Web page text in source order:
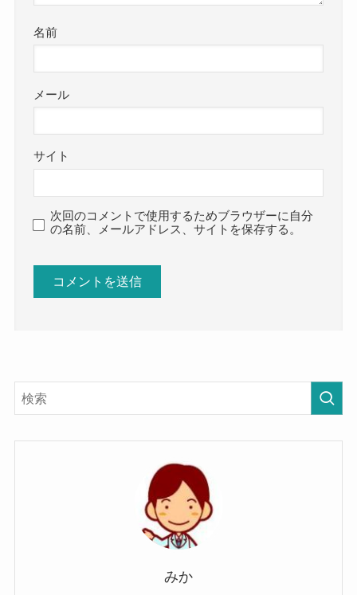
名前
メール
サイト
次回のコメントで使用するためブラウザーに自分
の名前、メールアドレス、サイトを保存する。
みか